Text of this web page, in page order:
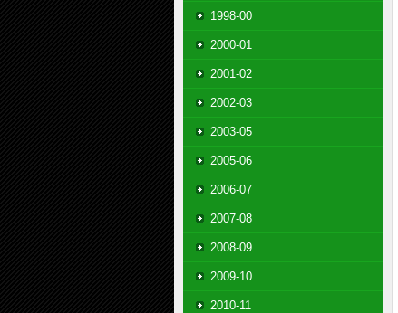
1998-00
2000-01
2001-02
2002-03
2003-05
2005-06
2006-07
2007-08
2008-09
2009-10
2010-11